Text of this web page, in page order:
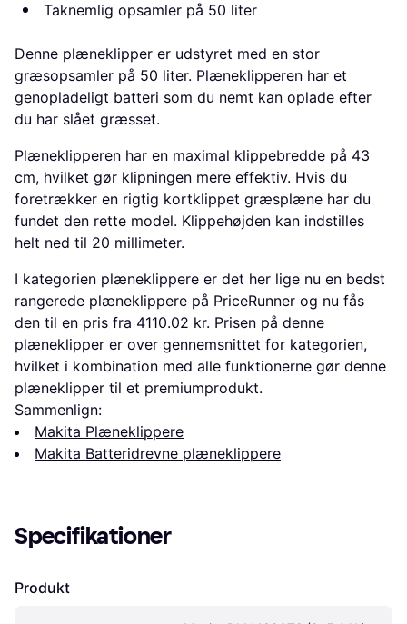
Taknemlig opsamler på 50 liter
Denne plæneklipper er udstyret med en stor
græsopsamler på 50 liter. Plæneklipperen har et
genopladeligt batteri som du nemt kan oplade efter
du har slået græsset.
Plæneklipperen har en maximal klippebredde på 43
cm, hvilket gør klipningen mere effektiv. Hvis du
foretrækker en rigtig kortklippet græsplæne har du
fundet den rette model. Klippehøjden kan indstilles
helt ned til 20 millimeter.
I kategorien plæneklippere er det her lige nu en bedst
rangerede plæneklippere på PriceRunner og nu fås
den til en pris fra 4110.02 kr. Prisen på denne
plæneklipper er over gennemsnittet for kategorien,
hvilket i kombination med alle funktionerne gør denne
plæneklipper til et premiumprodukt.
Sammenlign:
Makita Plæneklippere
Makita Batteridrevne plæneklippere
Specifikationer
Produkt